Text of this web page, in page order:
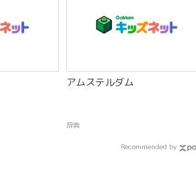
アムステルダム
辞典
Recommended by